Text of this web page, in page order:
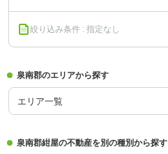
絞り込み条件 : 指定なし
泉南郡のエリアから探す
エリア一覧
泉南郡紺屋の不動産を別の種別から探す